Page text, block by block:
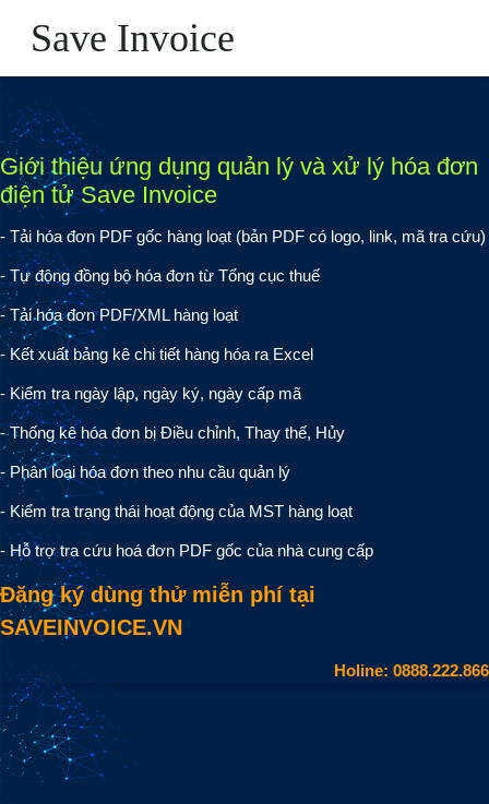
Save Invoice
Giới thiệu ứng dụng quản lý và xử lý hóa đơn
điện tử Save Invoice
- Tải hóa đơn PDF gốc hàng loạt (bản PDF có logo, link, mã tra cứu)
- Tự động đồng bộ hóa đơn từ Tổng cục thuế
- Tải hóa đơn PDF/XML hàng loạt
- Kết xuất bảng kê chi tiết hàng hóa ra Excel
- Kiểm tra ngày lập, ngày ký, ngày cấp mã
- Thống kê hóa đơn bị Điều chỉnh, Thay thế, Hủy
- Phân loại hóa đơn theo nhu cầu quản lý
- Kiểm tra trạng thái hoạt động của MST hàng loạt
- Hỗ trợ tra cứu hoá đơn PDF gốc của nhà cung cấp
Đăng ký dùng thử miễn phí tại
SAVEINVOICE.VN
Holine: 0888.222.866